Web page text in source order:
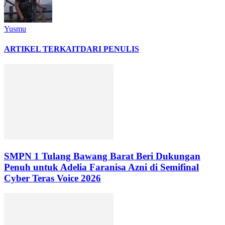
Yusmu
ARTIKEL TERKAITDARI PENULIS
SMPN 1 Tulang Bawang Barat Beri Dukungan
Penuh untuk Adelia Faranisa Azni di Semifinal
Cyber Teras Voice 2026